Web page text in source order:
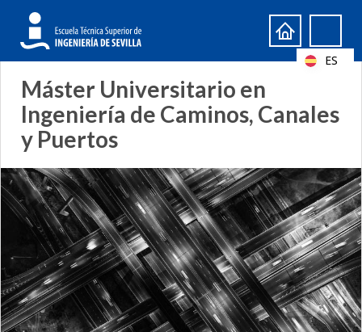
Formulario
de
búsqueda
Search
Máster Universitario en
Ingeniería de Caminos, Canales
y Puertos
ES